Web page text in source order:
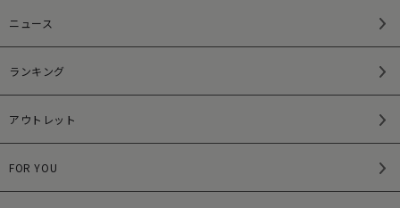
ニュース
ランキング
アウトレット
FOR YOU